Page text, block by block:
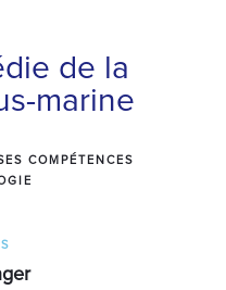
de la
marine
COMPÉTENCES